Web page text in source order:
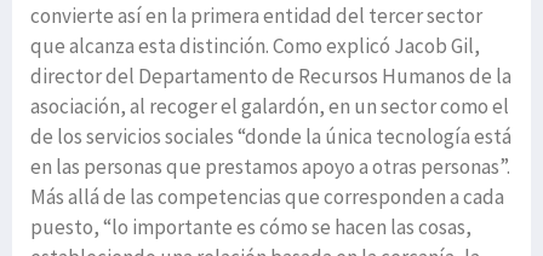
convierte así en la primera entidad del tercer sector
que alcanza esta distinción. Como explicó Jacob Gil,
director del Departamento de Recursos Humanos de la
asociación, al recoger el galardón, en un sector como el
de los servicios sociales “donde la única tecnología está
en las personas que prestamos apoyo a otras personas”.
Más allá de las competencias que corresponden a cada
puesto, “lo importante es cómo se hacen las cosas,